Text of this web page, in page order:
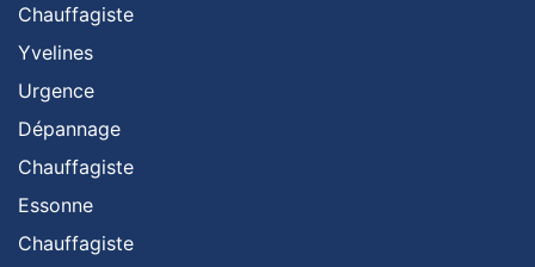
Chauffagiste
Yvelines
Urgence
Dépannage
Chauffagiste
Essonne
Chauffagiste